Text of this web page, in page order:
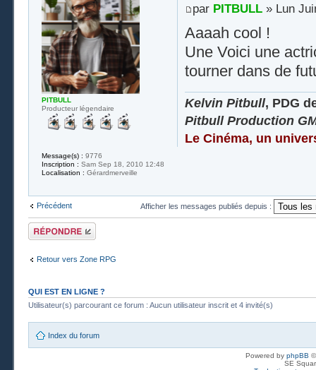
par PITBULL» Lun
Aaaah cool !
Une Voici une
tourner dans de
Kelvin Pitbull, PDG
Pitbull Production
Le Cinéma, un
PITBULL
Producteur légendaire
Message(s) : 9776
Inscription : Sam Sep 18, 2010 12:48
Localisation : Gérardmerveille
Précédent Afficher les messages publiés depuis :
Publier une
réponse
Retour vers Zone RPG
QUI EST EN LIGNE ?
Utilisateur(s) parcourant ce forum : Aucun utilisateur inscrit et 4 invité(s)
Index du forum
Powered by phpBB
SE